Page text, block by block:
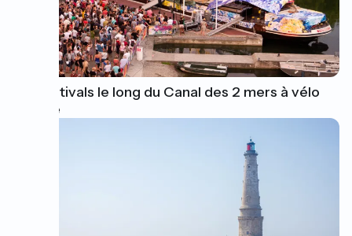
Les festivals le long du Canal des 2 mers à vélo
cet été